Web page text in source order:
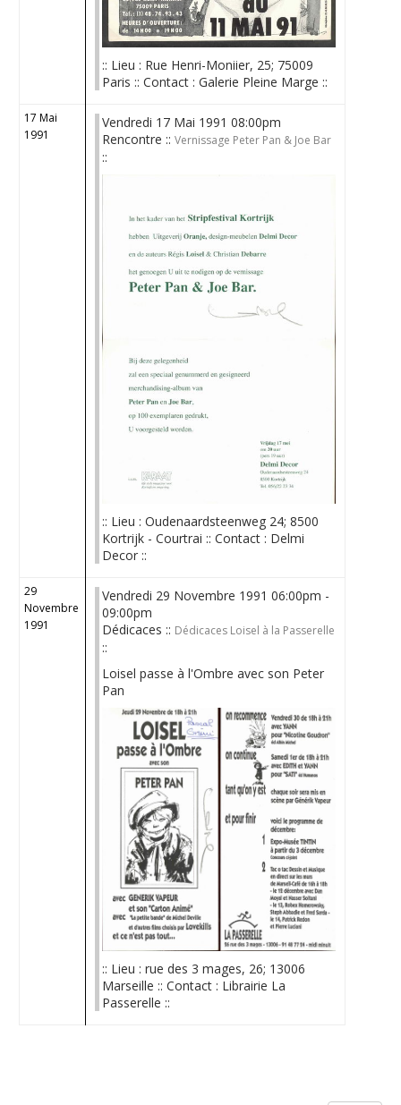
:: Lieu : Rue Henri-Moniier, 25; 75009
Paris :: Contact : Galerie Pleine Marge ::
17 Mai
1991
Vendredi 17 Mai 1991 08:00pm
Rencontre ::Vernissage Peter Pan & Joe Bar
::
:: Lieu : Oudenaardsteenweg 24; 8500
Kortrijk - Courtrai :: Contact : Delmi
Decor ::
29
Novembre
1991
Vendredi 29 Novembre 1991 06:00pm -
09:00pm
Dédicaces :: Dédicaces Loisel à la Passerelle
::
Loisel passe à l'Ombre avec son Peter
Pan
:: Lieu : rue des 3 mages, 26; 13006
Marseille :: Contact : Librairie La
Passerelle ::